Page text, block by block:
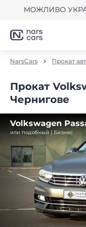
МОЖЛИВО
NarsCars Прокат
Прокат
Чернигове
Volkswagen
или подобный | Бизнес